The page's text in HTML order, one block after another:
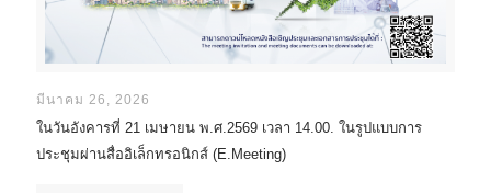
มีนาคม 26, 2026
ในวันอังคารที่ 21 เมษายน พ.ศ.2569 เวลา 14.00. ในรูปแบบการ
ประชุมผ่านสื่ออิเล็กทรอนิกส์ (E.Meeting)